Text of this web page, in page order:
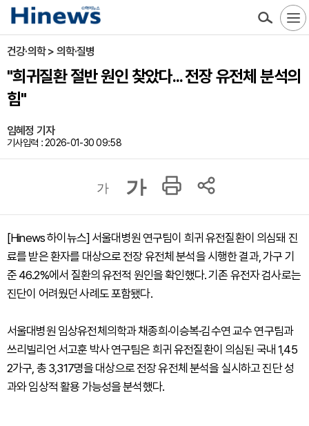
건강·의학 > 의학·질병
"희귀질환 절반 원인 찾았다... 전장 유전체 분석의
힘"
임혜정 기자
기사입력 : 2026-01-30 09:58
가 가
[Hinews 하이뉴스] 서울대병원 연구팀이 희귀 유전질환이 의심돼 진
료를 받은 환자를 대상으로 전장 유전체 분석을 시행한 결과, 가구 기
준 46.2%에서 질환의 유전적 원인을 확인했다. 기존 유전자 검사로는
진단이 어려웠던 사례도 포함됐다.
서울대병원 임상유전체의학과 채종희·이승복·김수연 교수 연구팀과
쓰리빌리언 서고훈 박사 연구팀은 희귀 유전질환이 의심된 국내 1,45
2가구, 총 3,317명을 대상으로 전장 유전체 분석을 실시하고 진단 성
과와 임상적 활용 가능성을 분석했다.